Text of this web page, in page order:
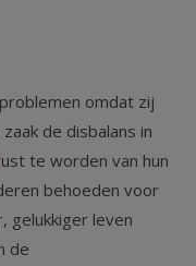
omdat zij
de disbalans in
te worden van hun
behoeden voor
gelukkiger leven
de